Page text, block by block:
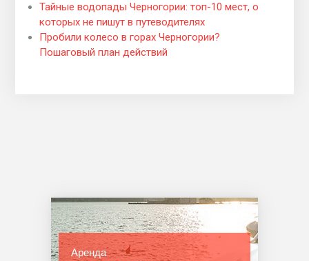
Тайные водопады Черногории: топ-10 мест, о
которых не пишут в путеводителях
Пробили колесо в горах Черногории?
Пошаговый план действий
Аренда